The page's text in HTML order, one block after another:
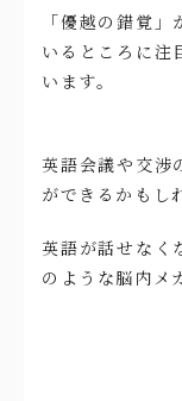
「優越の錯覚
いるところに注
います。
英語会議や交渉
ができるかもし
英語が話せなく
のような脳内メ